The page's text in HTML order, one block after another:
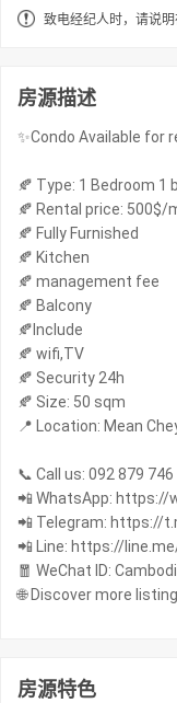
致电经纪人时，请说
房源描述
✨Condo Available for
🍂 Type: 1 Bedroom 1
🍂 Rental price: 500$/
🍂 Fully Furnished
🍂 Kitchen
🍂 management fee
🍂 Balcony
🍂Include
🍂 wifi,TV
🍂 Security 24h
🍂 Size: 50 sqm
📍 Location: Mean
📞 Call us: 092 879 746
📲 WhatsApp: https://
📲 Telegram: https://
📲 Line: https://
🧧 WeChat ID:
🌐 Discover more
房源特色